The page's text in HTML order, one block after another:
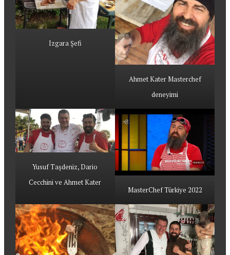
Izgara Şefi
Ahmet Kater Masterchef
deneyimi
Yusuf Taşdeniz, Dario
Cecchini ve Ahmet Kater
MasterChef Türkiye 2022